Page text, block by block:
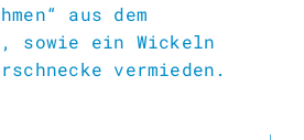
aus dem
sowie ein Wickeln
vermieden.